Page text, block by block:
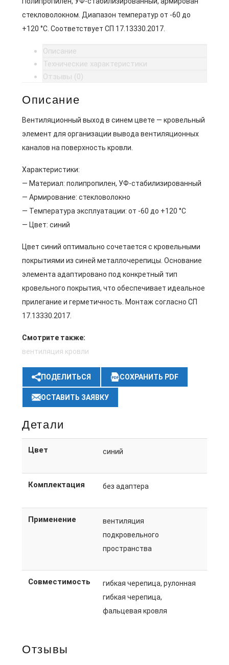
стекловолокном. Диапазон температур от -60 до
+120 °C. Соответствует СП 17.13330.2017.
Описание
Технические характеристики
Отзывы (0)
Описание
Вентиляционный выход в синем цвете — кровельный
элемент для организации вывода вентиляционных
каналов на поверхность кровли.
Характеристики:
— Материал: полипропилен, УФ-стабилизированный
— Армирование: стекловолокно
— Температура эксплуатации: от -60 до +120 °C
— Цвет: синий
Цвет синий оптимально сочетается с кровельными
покрытиями из синей металлочерепицы. Основание
элемента адаптировано под конкретный тип
кровельного покрытия, что обеспечивает идеальное
прилегание и герметичность. Монтаж согласно СП
17.13330.2017.
Смотрите также:
вентиляция кровли
ПОДЕЛИТЬСЯ СОХРАНИТЬ PDF
ОСТАВИТЬ ЗАЯВКУ
Детали
Цвет синий
Комплектация без адаптера
Применение
вентиляция
подкровельного
пространства
Совместимость
гибкая черепица, рулонная
гибкая черепица,
фальцевая кровля
Отзывы